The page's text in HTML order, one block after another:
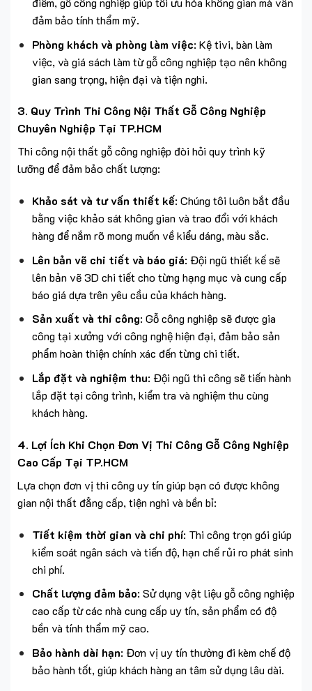
đảm bảo tính thẩm mỹ.
Phòng khách và phòng làm việc: Kệ tivi, bàn làm
việc, và giá sách làm từ gỗ công nghiệp tạo nên không
gian sang trọng, hiện đại và tiện nghi.
3. Quy Trình Thi Công Nội Thất Gỗ Công Nghiệp
Chuyên Nghiệp Tại TP.HCM
Thi công nội thất gỗ công nghiệp đòi hỏi quy trình kỹ
lưỡng để đảm bảo chất lượng:
Khảo sát và tư vấn thiết kế: Chúng tôi luôn bắt đầu
bằng việc khảo sát không gian và trao đổi với khách
hàng để nắm rõ mong muốn về kiểu dáng, màu sắc.
Lên bản vẽ chi tiết và báo giá: Đội ngũ thiết kế sẽ
lên bản vẽ 3D chi tiết cho từng hạng mục và cung cấp
báo giá dựa trên yêu cầu của khách hàng.
Sản xuất và thi công: Gỗ công nghiệp sẽ được gia
công tại xưởng với công nghệ hiện đại, đảm bảo sản
phẩm hoàn thiện chính xác đến từng chi tiết.
Lắp đặt và nghiệm thu: Đội ngũ thi công sẽ tiến hành
lắp đặt tại công trình, kiểm tra và nghiệm thu cùng
khách hàng.
4. Lợi Ích Khi Chọn Đơn Vị Thi Công Gỗ Công Nghiệp
Cao Cấp Tại TP.HCM
Lựa chọn đơn vị thi công uy tín giúp bạn có được không
gian nội thất đẳng cấp, tiện nghi và bền bỉ:
Tiết kiệm thời gian và chi phí: Thi công trọn gói giúp
kiểm soát ngân sách và tiến độ, hạn chế rủi ro phát sinh
chi phí.
Chất lượng đảm bảo: Sử dụng vật liệu gỗ công nghiệp
cao cấp từ các nhà cung cấp uy tín, sản phẩm có độ
bền và tính thẩm mỹ cao.
Bảo hành dài hạn: Đơn vị uy tín thường đi kèm chế độ
bảo hành tốt, giúp khách hàng an tâm sử dụng lâu dài.